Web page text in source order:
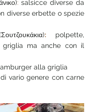
: salsicce diverse da
diverse erbette o spezie
Σουτζουκάκια): polpette,
griglia ma anche con il
alla griglia
vario genere con carne